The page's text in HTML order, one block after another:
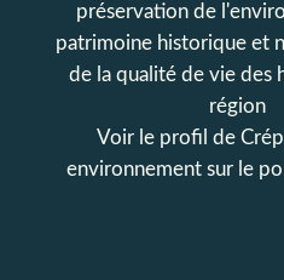
préservation de
patrimoine historique et
de la qualité de vie des
région
Voir le profil de
environnement sur le